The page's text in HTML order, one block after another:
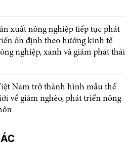
xuất nông nghiệp tiếp tục phát
ổn định theo hướng kinh tế
nghiệp, xanh và giảm phát thải
Nam trở thành hình mẫu thế
về giảm nghèo, phát triển nông